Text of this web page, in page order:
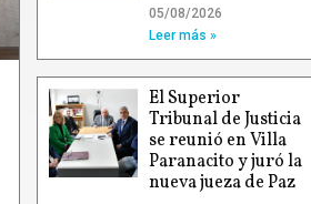
05/08/2026
Leer más »
El Superior
Tribunal de Justicia
se reunió en Villa
Paranacito y juró la
nueva jueza de Paz